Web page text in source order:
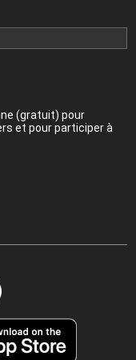
(gratuit) pour
et pour participer à